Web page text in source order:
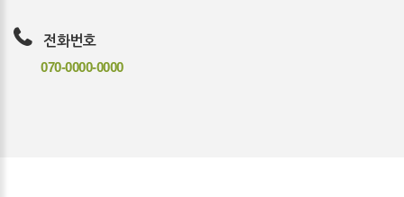
전화번호
070-0000-0000